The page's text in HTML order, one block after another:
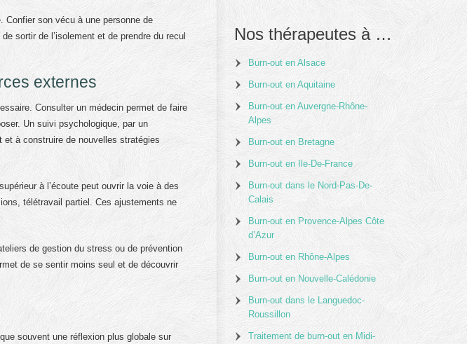
Confier son vécu à une personne de
sortir de l’isolement et de prendre du recul
externes
Consulter un médecin permet de faire
Un suivi psychologique, par un
à construire de nouvelles stratégies
à l’écoute peut ouvrir la voie à des
télétravail partiel. Ces ajustements ne
de gestion du stress ou de prévention
de se sentir moins seul et de découvrir
souvent une réflexion plus globale sur
Nos thérapeutes à …
Burn-out en Alsace
Burn-out en Aquitaine
Burn-out en Auvergne-Rhône-
Alpes
Burn-out en Bretagne
Burn-out en Ile-De-France
Burn-out dans le Nord-Pas-De-
Calais
Burn-out en Provence-Alpes Côte
d’Azur
Burn-out en Rhône-Alpes
Burn-out en Nouvelle-Calédonie
Burn-out dans le Languedoc-
Roussillon
Traitement de burn-out en Midi-